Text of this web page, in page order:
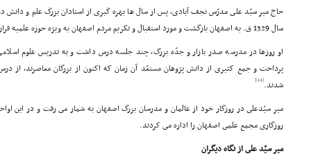
حاج میر سیّد على مدرّس نجف آبادى، پس از سال ها بهره گیرى از استادان بزرگ علم و
سال 1329 ق. به اصفهان بازگشت و مورد استقبال و تکریم مردم اصفهان به ویژه حوزه علمیه قرار گرفت.
او روزها در مدرسه صدر بازار و جدّه بزرگ، چند جلسه درس داشت و به تدریس علوم
پرداخت و جمع کثیرى از دانش پژوهان مستعّد آن زمان که اکنون از بزرگان معاصرند، از
شدند.[44]
میر سیّدعلى در روزگار خود از عالمان و مدرسان بزرگ اصفهان به شمار مى رفت و در این
روزگارى مجمع علمى اصفهان را اداره مى کردند.
میر سیّد على از نگاه دیگران